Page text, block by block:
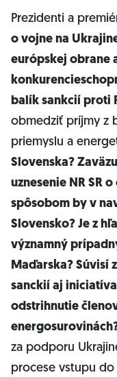
Prezidenti a
o vojne na
európskej obrane
balík sankcií proti
obmedziť príjmy z
priemyslu a
Slovenska?
uznesenie NR SR
spôsobom by v
Slovensko? Je z
významný
Maďarska? Súvisí
sanckií aj
odstrihnutie
za podporu
procese vstupu